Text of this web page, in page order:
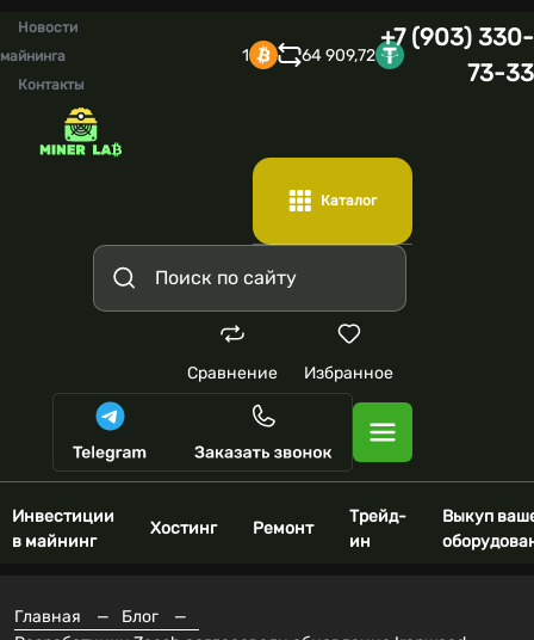
Новости
майнинга
Контакты
1 64 909,72
+7 (903) 330-
73-33
Каталог
Сравнение Избранное
Инвестиции
в майнинг
Хостинг Ремонт
Трейд-
ин
Выкуп
Главная — Блог
—